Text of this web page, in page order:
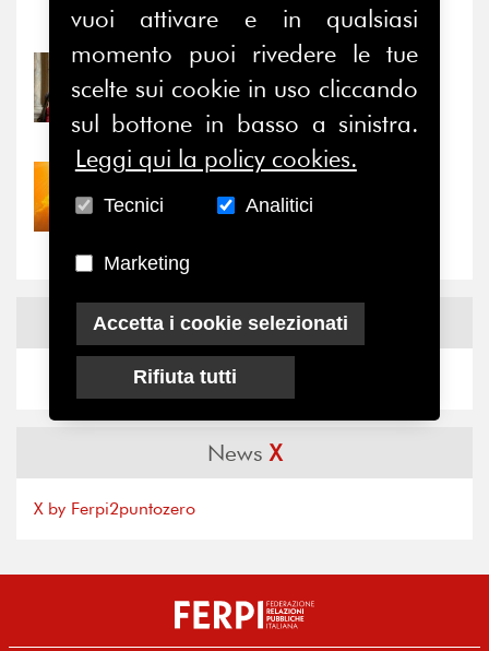
Notizie - Eventi
31/07/2026
Prima della pausa estiva,
il valore di...
Nove anni dopo la
NewsFacebook
News X
X by Ferpi2puntozero
vuoi attivare e in qualsiasi
momento puoi rivedere le tue
scelte sui cookie in uso cliccando
sul bottone in basso a sinistra.
Leggi qui la policy cookies.
Tecnici Analitici
Marketing
Accetta i cookie selezionati
Rifiuta tutti